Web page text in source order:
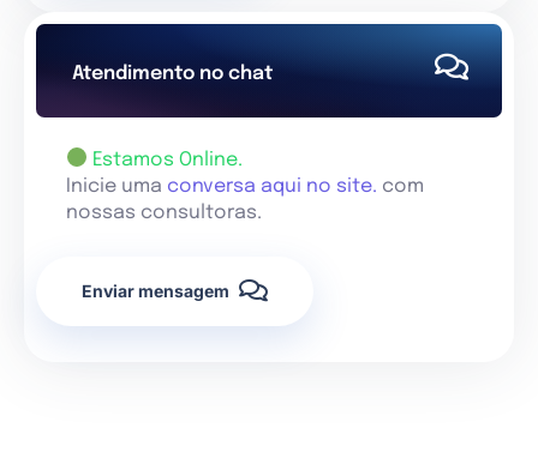
Atendimento no chat
Estamos Online.
Inicie uma conversa aqui no site. com
nossas consultoras.
Enviar mensagem